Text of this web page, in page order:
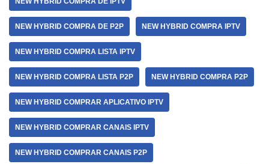
NEW HYBRID COMPRA DE P2P NEW HYBRID COMPRA IPTV
NEW HYBRID COMPRA LISTA IPTV
NEW HYBRID COMPRA LISTA P2P NEW HYBRID COMPRA P2P
NEW HYBRID COMPRAR APLICATIVO IPTV
NEW HYBRID COMPRAR CANAIS IPTV
NEW HYBRID COMPRAR CANAIS P2P